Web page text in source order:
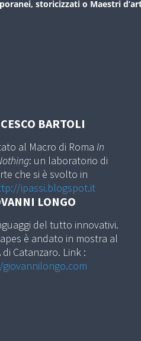
storicizzati o Maestri
BARTOLI
al Macro di Roma In
: un laboratorio di
che si è svolto in
ipassi.blogspot.it
LONGO
del tutto innovativi.
è andato in mostra al
di Catanzaro. Link :